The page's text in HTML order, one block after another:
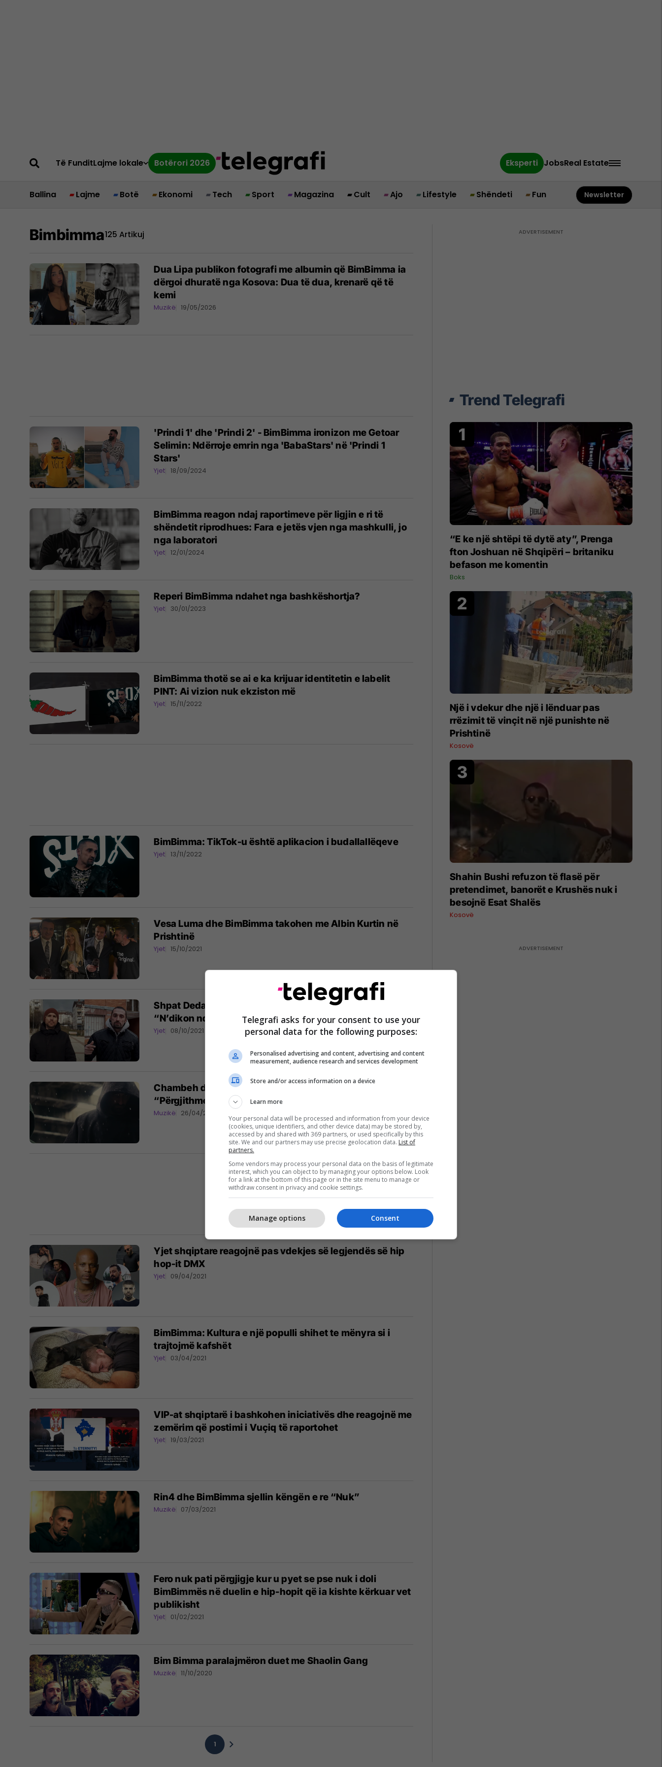
Të FunditLajme lokale Botërori 2026 Eksperti JobsReal Estate
Ballina Lajme Botë Ekonomi Tech Sport Magazina Cult Ajo Lifestyle Shëndeti Fun Newsletter
Bimbimma125 Artikuj
Dua Lipa publikon fotografi me albumin që BimBimma ia
dërgoi dhuratë nga Kosova: Dua të dua, krenarë që të
kemi
Muzikë 19/05/2026
'Prindi 1' dhe 'Prindi 2' - BimBimma ironizon me Getoar
Selimin: Ndërroje emrin nga 'BabaStars' në 'Prindi 1
Stars'
Yjet 18/09/2024
BimBimma reagon ndaj raportimeve për ligjin e ri të
shëndetit riprodhues: Fara e jetës vjen nga mashkulli, jo
nga laboratori
Yjet 12/01/2024
Reperi BimBimma ndahet nga bashkëshortja?
Yjet 30/01/2023
BimBimma thotë se ai e ka krijuar identitetin e labelit
PINT: Ai vizion nuk ekziston më
Yjet 15/11/2022
BimBimma: TikTok-u është aplikacion i budallallëqeve
Yjet 13/11/2022
Vesa Luma dhe BimBimma takohen me Albin Kurtin në
Prishtinë
Yjet 15/10/2021
Shpat Deda dhe BimBimma publikojnë këngën e re
“N’dikon ndikon”
Yjet 08/10/2021
Chambeh dhe BimBimma publikojnë këngën e re
“Përgjithmonë”
Muzikë 26/04/2021
Yjet shqiptare reagojnë pas vdekjes së legjendës së hip
hop-it DMX
Yjet 09/04/2021
BimBimma: Kultura e një populli shihet te mënyra si i
trajtojmë kafshët
Yjet 03/04/2021
VIP-at shqiptarë i bashkohen iniciativës dhe reagojnë me
zemërim që postimi i Vuçiq të raportohet
Yjet 19/03/2021
Rin4 dhe BimBimma sjellin këngën e re “Nuk”
Muzikë 07/03/2021
Fero nuk pati përgjigje kur u pyet se pse nuk i doli
BimBimmës në duelin e hip-hopit që ia kishte kërkuar vet
publikisht
Yjet 01/02/2021
Bim Bimma paralajmëron duet me Shaolin Gang
Muzikë 11/10/2020
1
Trend Telegrafi
“E ke një shtëpi të dytë aty”, Prenga
fton Joshuan në Shqipëri – britaniku
befason me komentin
Boks
Një i vdekur dhe një i lënduar pas
rrëzimit të vinçit në një punishte në
Prishtinë
Kosovë
Shahin Bushi refuzon të flasë për
pretendimet, banorët e Krushës nuk i
besojnë Esat Shalës
Kosovë
Telegrafi asks for your consent to use your
personal data for the following purposes:
Personalised advertising and content, advertising and content
measurement, audience research and services development
Store and/or access information on a device
Learn more
Your personal data will be processed and information from your device
(cookies, unique identifiers, and other device data) may be stored by,
accessed by and shared with 369 partners, or used specifically by this
site. We and our partners may use precise geolocation data. List of
partners.
Some vendors may process your personal data on the basis of legitimate
interest, which you can object to by managing your options below. Look
for a link at the bottom of this page or in the site menu to manage or
withdraw consent in privacy and cookie settings.
Consent
Manage options